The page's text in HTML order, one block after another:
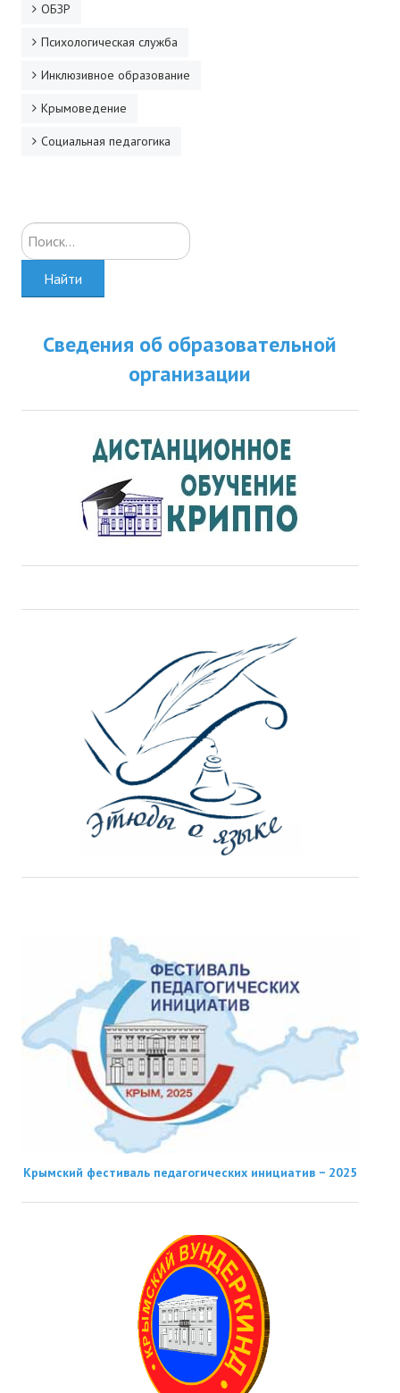
ОБЗР
Психологическая служба
Инклюзивное образование
Крымоведение
Социальная педагогика
Искать...
Найти
Сведения об образовательной
организации
Крымский фестиваль педагогических инициатив − 2025